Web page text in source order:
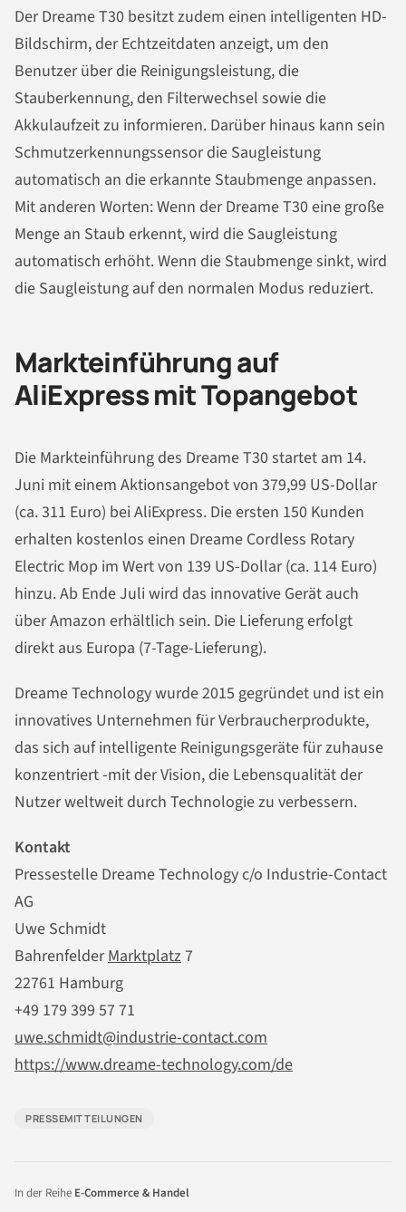
Der Dreame T30 besitzt zudem einen intelligenten HD-
Bildschirm, der Echtzeitdaten anzeigt, um den
Benutzer über die Reinigungsleistung, die
Stauberkennung, den Filterwechsel sowie die
Akkulaufzeit zu informieren. Darüber hinaus kann sein
Schmutzerkennungssensor die Saugleistung
automatisch an die erkannte Staubmenge anpassen.
Mit anderen Worten: Wenn der Dreame T30 eine große
Menge an Staub erkennt, wird die Saugleistung
automatisch erhöht. Wenn die Staubmenge sinkt, wird
die Saugleistung auf den normalen Modus reduziert.
Markteinführung auf
AliExpress mit Topangebot
Die Markteinführung des Dreame T30 startet am 14.
Juni mit einem Aktionsangebot von 379,99 US-Dollar
(ca. 311 Euro) bei AliExpress. Die ersten 150 Kunden
erhalten kostenlos einen Dreame Cordless Rotary
Electric Mop im Wert von 139 US-Dollar (ca. 114 Euro)
hinzu. Ab Ende Juli wird das innovative Gerät auch
über Amazon erhältlich sein. Die Lieferung erfolgt
direkt aus Europa (7-Tage-Lieferung).
Dreame Technology wurde 2015 gegründet und ist ein
innovatives Unternehmen für Verbraucherprodukte,
das sich auf intelligente Reinigungsgeräte für zuhause
konzentriert -mit der Vision, die Lebensqualität der
Nutzer weltweit durch Technologie zu verbessern.
Kontakt
Pressestelle Dreame Technology c/o Industrie-Contact
AG
Uwe Schmidt
BahrenfelderMarktplatz7
22761 Hamburg
+49 179 399 57 71
uwe.schmidt@industrie-contact.com
https://www.dreame-technology.com/de
PRESSEMITTEILUNGEN
In der Reihe E-Commerce & Handel